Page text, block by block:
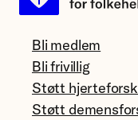
Bli medlem
Bli frivillig
Støtt
Støtt